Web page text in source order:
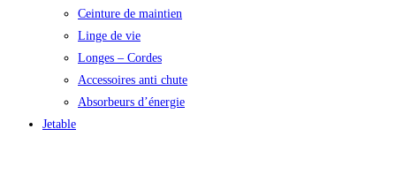
Ceinture de maintien
Linge de vie
Longes – Cordes
Accessoires anti chute
Absorbeurs d’énergie
Jetable